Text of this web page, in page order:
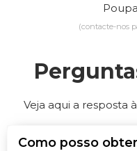
(contacte-nos
Veja aqui a resposta
Como posso